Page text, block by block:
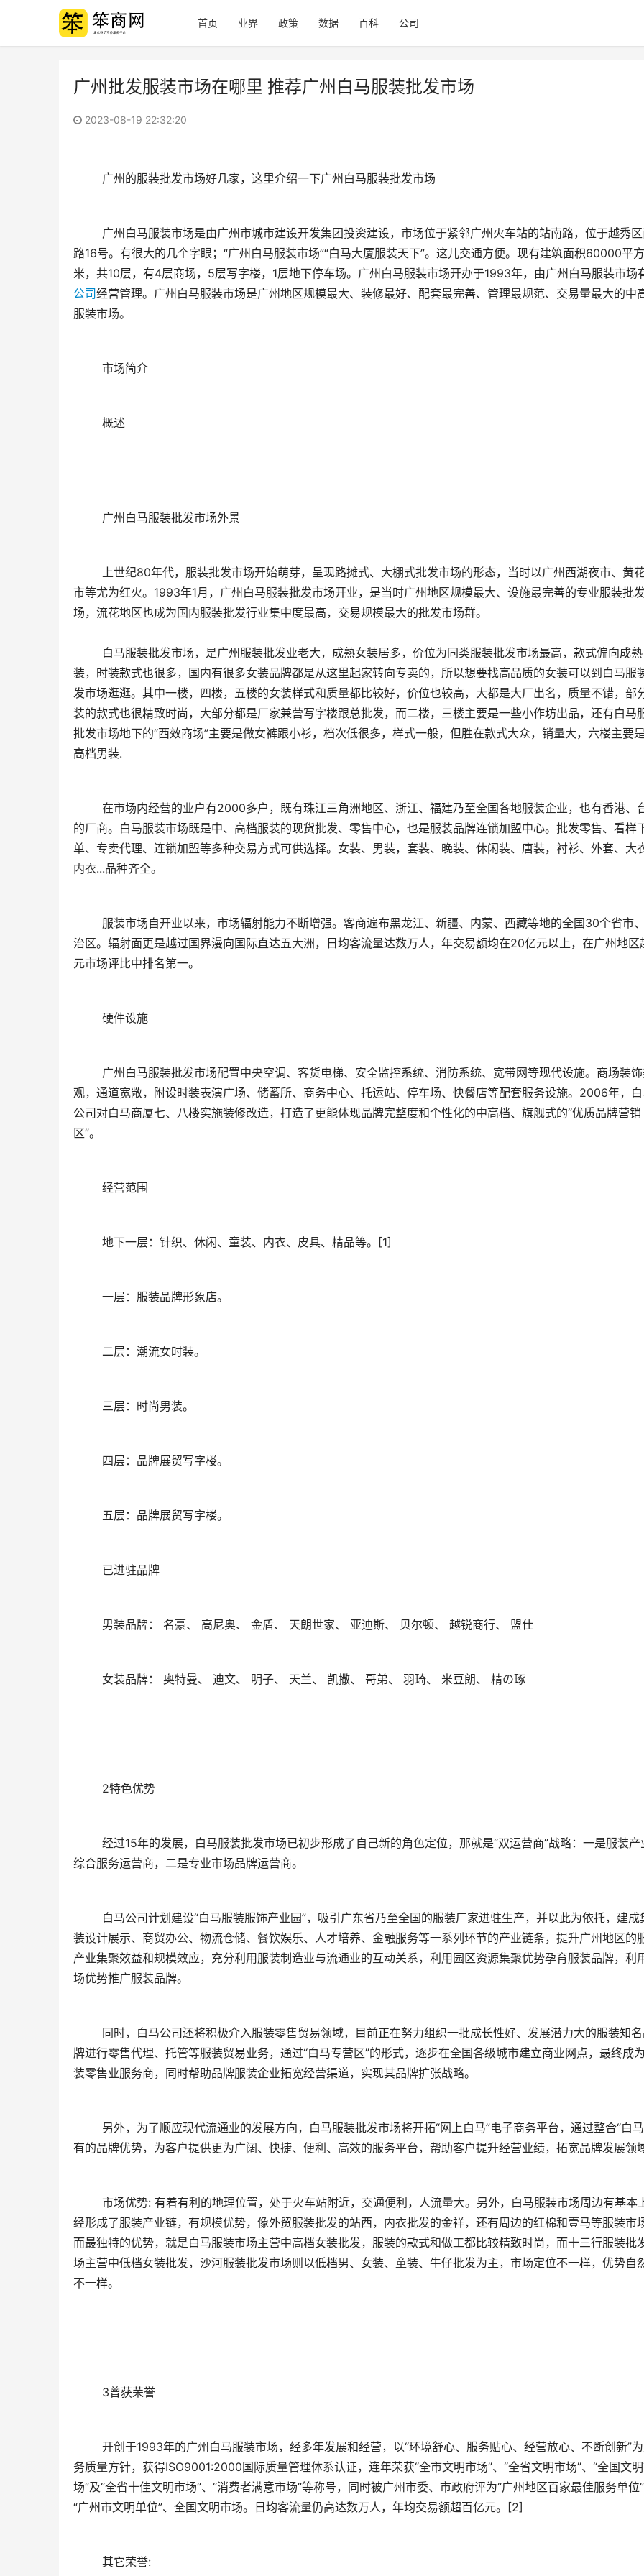
首页 业界 政策 数据 百科 公司
广州批发服装市场在哪里 推荐广州白马服装批发市场
2023-08-19 22:32:20
	广州的服装批发市场好几家，这里介绍一下广州白马服装批发市场
路16号。有很大的几个字眼；“广州白马服装市场”“白马大厦服装天下”。这儿交通方便。现有建筑面积60000平方
米，共10层，有4层商场，5层写字楼，1层地下停车场。广州白马服装市场开办于1993年，由广州白马服装市场
公司经营管理。广州白马服装市场是广州地区规模最大、装修最好、配套最完善、管理最规范、交易量最大的中
服装市场。
	市场简介
	概述
	广州白马服装批发市场外景
市等尤为红火。1993年1月，广州白马服装批发市场开业，是当时广州地区规模最大、设施最完善的专业服装批
场，流花地区也成为国内服装批发行业集中度最高，交易规模最大的批发市场群。
装，时装款式也很多，国内有很多女装品牌都是从这里起家转向专卖的，所以想要找高品质的女装可以到白马服
发市场逛逛。其中一楼，四楼，五楼的女装样式和质量都比较好，价位也较高，大都是大厂出名，质量不错，部
装的款式也很精致时尚，大部分都是厂家兼营写字楼跟总批发，而二楼，三楼主要是一些小作坊出品，还有白马
批发市场地下的“西效商场”主要是做女裤跟小衫，档次低很多，样式一般，但胜在款式大众，销量大，六楼主要
高档男装.
的厂商。白马服装市场既是中、高档服装的现货批发、零售中心，也是服装品牌连锁加盟中心。批发零售、看样
单、专卖代理、连锁加盟等多种交易方式可供选择。女装、男装，套装、晚装、休闲装、唐装，衬衫、外套、大
内衣...品种齐全。
治区。辐射面更是越过国界漫向国际直达五大洲，日均客流量达数万人，年交易额均在20亿元以上，在广州地区
元市场评比中排名第一。
	硬件设施
观，通道宽敞，附设时装表演广场、储蓄所、商务中心、托运站、停车场、快餐店等配套服务设施。2006年，
公司对白马商厦七、八楼实施装修改造，打造了更能体现品牌完整度和个性化的中高档、旗舰式的“优质品牌营销
区”。
	经营范围
	地下一层：针织、休闲、童装、内衣、皮具、精品等。[1]
	一层：服装品牌形象店。
	二层：潮流女时装。
	三层：时尚男装。
	四层：品牌展贸写字楼。
	五层：品牌展贸写字楼。
	已进驻品牌
	男装品牌： 名豪、 高尼奥、 金盾、 天朗世家、 亚迪斯、 贝尔顿、 越锐商行、 盟仕
	女装品牌： 奥特曼、 迪文、 明子、 天兰、 凯撒、 哥弟、 羽琦、 米豆朗、 精の琢
	2特色优势
综合服务运营商，二是专业市场品牌运营商。
装设计展示、商贸办公、物流仓储、餐饮娱乐、人才培养、金融服务等一系列环节的产业链条，提升广州地区的
产业集聚效益和规模效应，充分利用服装制造业与流通业的互动关系，利用园区资源集聚优势孕育服装品牌，利
场优势推广服装品牌。
牌进行零售代理、托管等服装贸易业务，通过“白马专营区”的形式，逐步在全国各级城市建立商业网点，最终成
装零售业服务商，同时帮助品牌服装企业拓宽经营渠道，实现其品牌扩张战略。
有的品牌优势，为客户提供更为广阔、快捷、便利、高效的服务平台，帮助客户提升经营业绩，拓宽品牌发展领
经形成了服装产业链，有规模优势，像外贸服装批发的站西，内衣批发的金祥，还有周边的红棉和壹马等服装市
而最独特的优势，就是白马服装市场主营中高档女装批发，服装的款式和做工都比较精致时尚，而十三行服装批
场主营中低档女装批发，沙河服装批发市场则以低档男、女装、童装、牛仔批发为主，市场定位不一样，优势自
不一样。
	3曾获荣誉
务质量方针，获得ISO9001:2000国际质量管理体系认证，连年荣获“全市文明市场”、“全省文明市场”、“全国文
场”及“全省十佳文明市场”、“消费者满意市场”等称号，同时被广州市委、市政府评为“广州地区百家最佳服务单位
“广州市文明单位”、全国文明市场。日均客流量仍高达数万人，年均交易额超百亿元。[2]
	其它荣誉: